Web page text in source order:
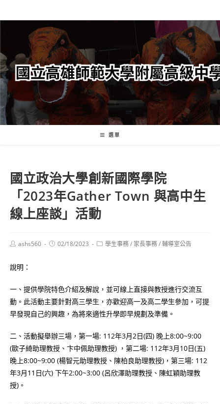
轉
要
內
容
選單
國立政治大學創新國際學院
「2023年Gather Town 與高中生
線上座談」活動
Postashs560
Post02/18/2023
Post學生事務/ 家長事務/輔導室公告
說明：
一、提供學院特色介紹及解說，並可線上直接與教授進行交流互
動。此活動主要針對高三學生，亦歡迎高一及高二學生參加，可提
早發現自己的興趣，為將來適性升學即早規劃及準備。
二、活動擬舉辦三場，第一場: 112年3月2日(四) 晚上8:00~9:00
(歐子綺助理教授、卞中佩助理教授) ，第二場: 112年3月10日(五)
晚上8:00~9:00 (楊智元助理教授、陳柏良助理教授)，第三場: 112
年3月11日(六) 下午2:00~3:00 (呂欣澤助理教授、陳虹穎助理教
授)。